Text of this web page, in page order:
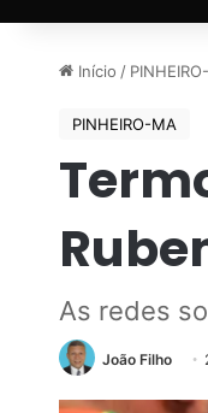
Início /
PINHEIRO-MA
As redes
João Filho